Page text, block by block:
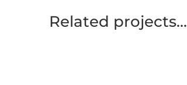
Related projects...